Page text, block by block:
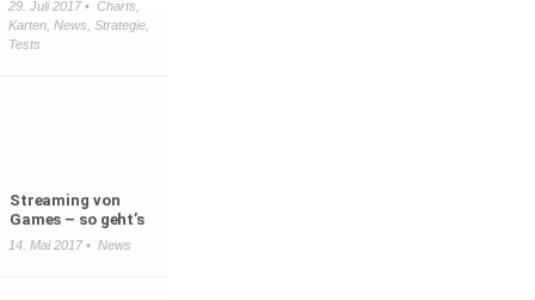
29. Juli 2017 • Charts
Karten, News Strategie,
Tests
Streaming von
Games – so geht’s
14. Mai 2017 • News